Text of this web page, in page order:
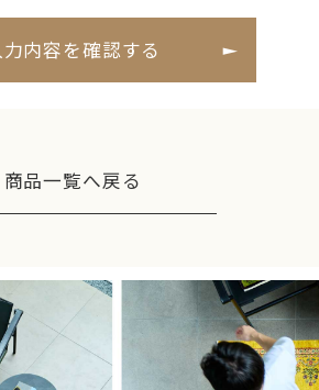
利用及び提供を行い、
的の達成に必要な範囲を超えて
子メールなどによる商品・サービ
供
対応業務
ンテナンスなどの連絡および対
改善および企画のための統計資
商品一覧へ戻る